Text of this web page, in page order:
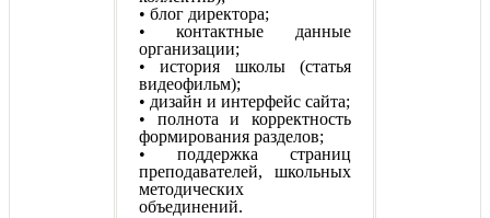
• блог директора;
• контактные данные
организации;
• история школы (статья
видеофильм);
• дизайн и интерфейс сайта;
• полнота и корректность
формирования разделов;
• поддержка страниц
преподавателей, школьных
методических
объединений.